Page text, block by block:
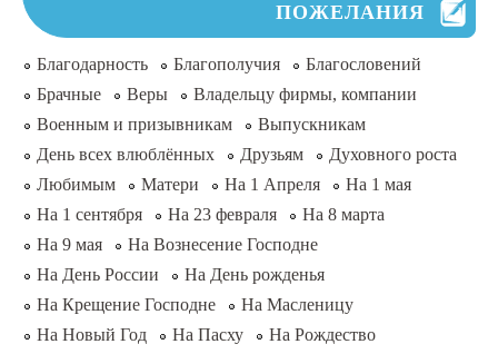
ПОЖЕЛАНИЯ
Благодарность Благополучия
Благословений
Брачные
Веры
Владельцу фирмы, компании
Военным и призывникам
Выпускникам
День всех влюблённых
Друзьям
Духовного роста
Любимым
Матери На 1 Апреля
На 1 мая
На 1 сентября
На 23 февраля
На 8 марта
На 9 мая
На Вознесение Господне
На День России
На День рожденья
На Крещение Господне
На Масленицу
На Новый Год
На Пасху
На Рождество